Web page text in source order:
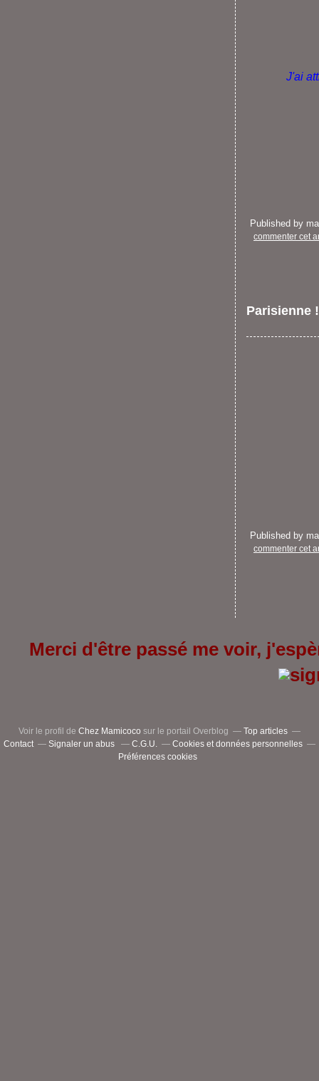
J'ai
Published by
commenter cet
Parisienne !
Published by
commenter cet
Merci d'être passé me voir,
Voir le profil de Chez Mamicoco sur le portail Overblog
Top articles
Contact
Signaler un abus C.G.U.
Cookies et données personnelles
Préférences cookies